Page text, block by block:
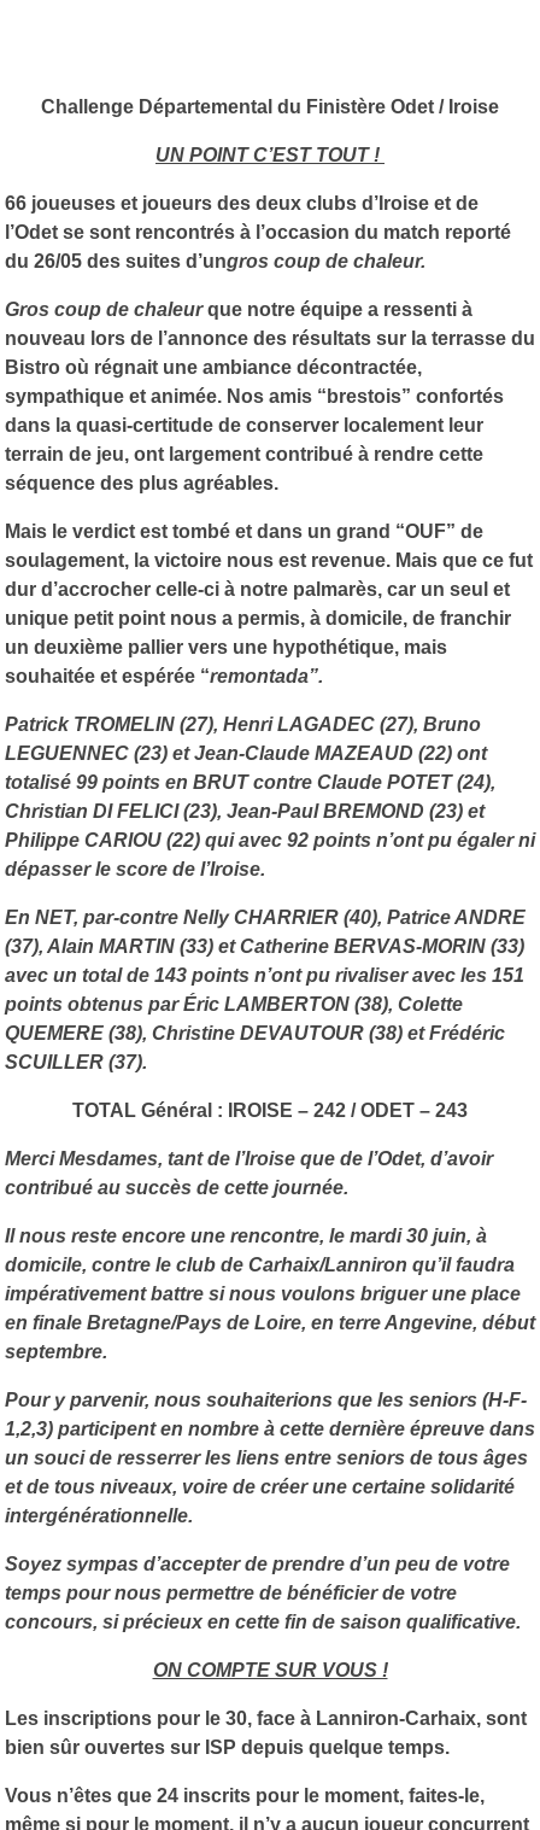
Challenge Départemental du Finistère Odet / Iroise
UN POINT C’EST TOUT !
66 joueuses et joueurs des deux clubs d’Iroise et de
l’Odet se sont rencontrés à l’occasion du match reporté
du 26/05 des suites d’ungros coup de chaleur.
Gros coup de chaleurque notre équipe a ressenti à
nouveau lors de l’annonce des résultats sur la terrasse du
Bistro où régnait une ambiance décontractée,
sympathique et animée. Nos amis “brestois” confortés
dans la quasi-certitude de conserver localement leur
terrain de jeu, ont largement contribué à rendre cette
séquence des plus agréables.
Mais le verdict est tombé et dans un grand “OUF” de
soulagement, la victoire nous est revenue. Mais que ce fut
dur d’accrocher celle-ci à notre palmarès, car un seul et
unique petit point nous a permis, à domicile, de franchir
un deuxième pallier vers une hypothétique, mais
souhaitée et espérée “remontada”.
Patrick TROMELIN (27), Henri LAGADEC (27), Bruno
LEGUENNEC (23) et Jean-Claude MAZEAUD (22) ont
totalisé 99 points en BRUT contre Claude POTET (24),
Christian DI FELICI (23), Jean-Paul BREMOND (23) et
Philippe CARIOU (22) qui avec 92 points n’ont pu égaler ni
dépasser le score de l’Iroise.
En NET, par-contre Nelly CHARRIER (40), Patrice ANDRE
(37), Alain MARTIN (33) et Catherine BERVAS-MORIN (33)
avec un total de 143 points n’ont pu rivaliser avec les 151
points obtenus par Éric LAMBERTON (38), Colette
QUEMERE (38), Christine DEVAUTOUR (38) et Frédéric
SCUILLER (37).
TOTAL Général : IROISE – 242 / ODET – 243
Merci Mesdames, tant de l’Iroise que de l’Odet, d’avoir
contribué au succès de cette journée.
Il nous reste encore une rencontre, le mardi 30 juin, à
domicile, contre le club de Carhaix/Lanniron qu’il faudra
impérativement battre si nous voulons briguer une place
en finale Bretagne/Pays de Loire, en terre Angevine, début
septembre.
Pour y parvenir, nous souhaiterions que les seniors (H-F-
1,2,3) participent en nombre à cette dernière épreuve dans
un souci de resserrer les liens entre seniors de tous âges
et de tous niveaux, voire de créer une certaine solidarité
intergénérationnelle.
Soyez sympas d’accepter de prendre d’un peu de votre
temps pour nous permettre de bénéficier de votre
concours, si précieux en cette fin de saison qualificative.
ON COMPTE SUR VOUS !
Les inscriptions pour le 30, face à Lanniron-Carhaix, sont
bien sûr ouvertes sur ISP depuis quelque temps.
Vous n’êtes que 24 inscrits pour le moment, faites-le,
même si pour le moment, il n’y a aucun joueur concurrent